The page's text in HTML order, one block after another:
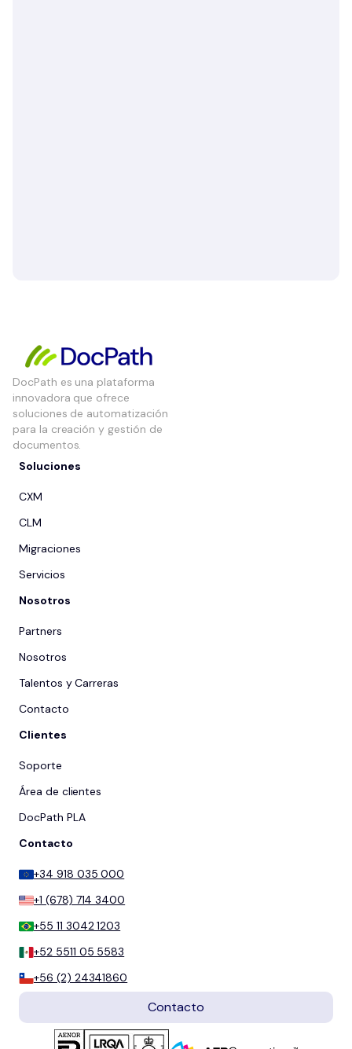
DocPath es una plataforma
innovadora que ofrece
soluciones de automatización
para la creación y gestión de
documentos.
Soluciones
CXM
CLM
Migraciones
Servicios
Nosotros
Partners
Nosotros
Talentos y Carreras
Contacto
Clientes
Soporte
Área de clientes
DocPath PLA
Contacto
+34 918 035 000
+1 (678) 714 3400
+55 11 3042 1203
+52 5511 05 5583
+56 (2) 24341860
Contacto